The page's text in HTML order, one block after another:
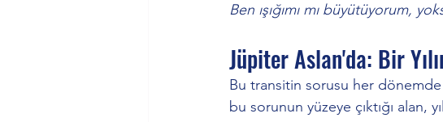
Ben ışığımı mı büyütüyorum,
Jüpiter Aslan'da: Bir
Bu transitin sorusu her dönemde
bu sorunun yüzeye çıktığı alan,